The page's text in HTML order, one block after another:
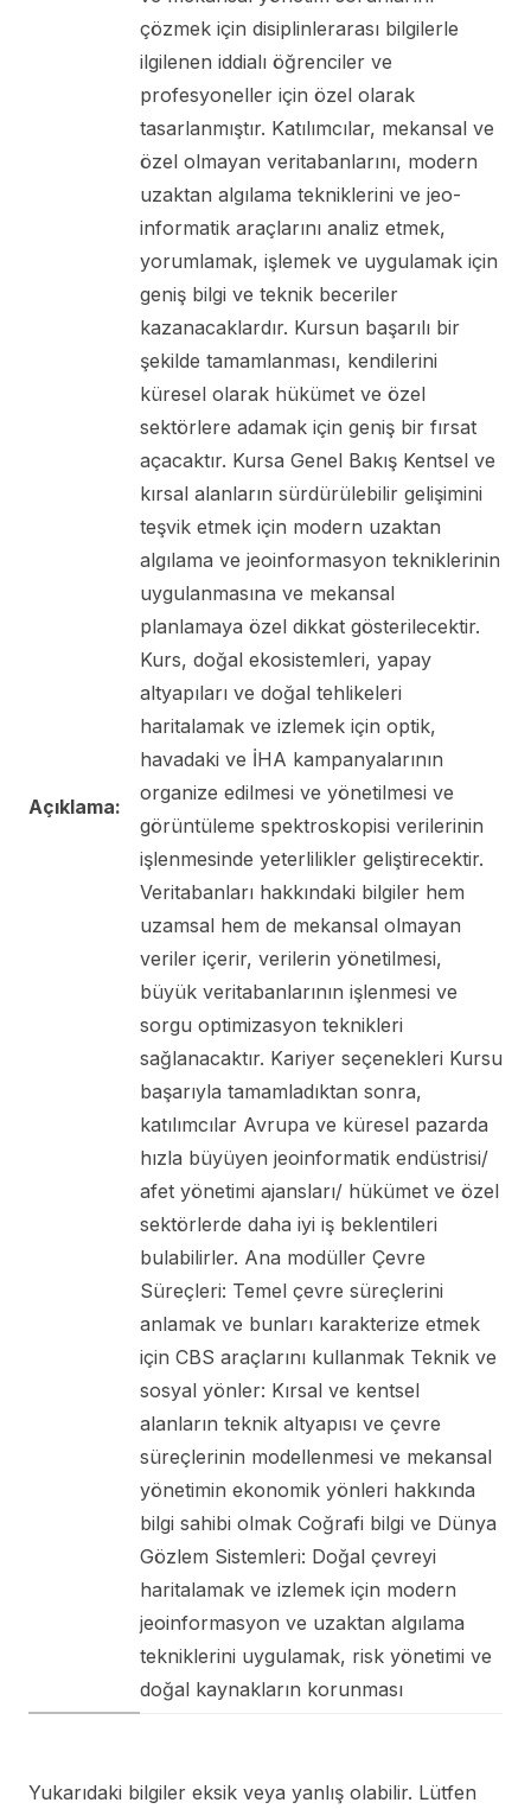
Açıklama:
çözmek için disiplinlerarası bilgilerle
ilgilenen iddialı öğrenciler ve
profesyoneller için özel olarak
tasarlanmıştır. Katılımcılar, mekansal ve
özel olmayan veritabanlarını, modern
uzaktan algılama tekniklerini ve jeo-
informatik araçlarını analiz etmek,
yorumlamak, işlemek ve uygulamak için
geniş bilgi ve teknik beceriler
kazanacaklardır. Kursun başarılı bir
şekilde tamamlanması, kendilerini
küresel olarak hükümet ve özel
sektörlere adamak için geniş bir fırsat
açacaktır. Kursa Genel Bakış Kentsel ve
kırsal alanların sürdürülebilir gelişimini
teşvik etmek için modern uzaktan
algılama ve jeoinformasyon tekniklerinin
uygulanmasına ve mekansal
planlamaya özel dikkat gösterilecektir.
Kurs, doğal ekosistemleri, yapay
altyapıları ve doğal tehlikeleri
haritalamak ve izlemek için optik,
havadaki ve İHA kampanyalarının
organize edilmesi ve yönetilmesi ve
görüntüleme spektroskopisi verilerinin
işlenmesinde yeterlilikler geliştirecektir.
Veritabanları hakkındaki bilgiler hem
uzamsal hem de mekansal olmayan
veriler içerir, verilerin yönetilmesi,
büyük veritabanlarının işlenmesi ve
sorgu optimizasyon teknikleri
sağlanacaktır. Kariyer seçenekleri Kursu
başarıyla tamamladıktan sonra,
katılımcılar Avrupa ve küresel pazarda
hızla büyüyen jeoinformatik endüstrisi/
afet yönetimi ajansları/ hükümet ve özel
sektörlerde daha iyi iş beklentileri
bulabilirler. Ana modüller Çevre
Süreçleri: Temel çevre süreçlerini
anlamak ve bunları karakterize etmek
için CBS araçlarını kullanmak Teknik ve
sosyal yönler: Kırsal ve kentsel
alanların teknik altyapısı ve çevre
süreçlerinin modellenmesi ve mekansal
yönetimin ekonomik yönleri hakkında
bilgi sahibi olmak Coğrafi bilgi ve Dünya
Gözlem Sistemleri: Doğal çevreyi
haritalamak ve izlemek için modern
jeoinformasyon ve uzaktan algılama
tekniklerini uygulamak, risk yönetimi ve
doğal kaynakların korunması
Yukarıdaki bilgiler eksik veya yanlış olabilir. Lütfen